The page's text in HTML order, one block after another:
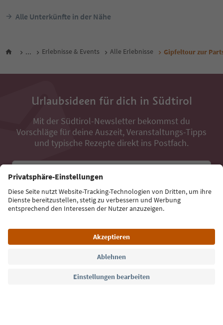
Alle Unterkünfte in der Nähe
... Erlebnisse & Events Alle Erlebnisse Gipfeltour zur
Urlaubsideen für dich in Südtirol
Mit der Südtirol-Newsletter bekommst du
Vorschläge für deine Auszeit, Veranstaltungs-Tipps
und typische Rezepte direkt ins Postfach.
E-Mail Adresse
Jetzt anmelden